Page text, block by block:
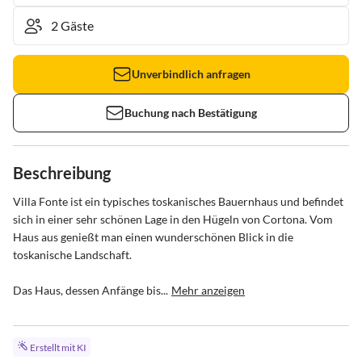
Unverbindlich anfragen
Buchung nach Bestätigung
Beschreibung
Villa Fonte ist ein typisches toskanisches Bauernhaus und befindet
sich in einer sehr schönen Lage in den Hügeln von Cortona. Vom
Haus aus genießt man einen wunderschönen Blick in die
toskanische Landschaft.
Das Haus, dessen Anfänge bis... Mehr anzeigen
Erstellt mit KI